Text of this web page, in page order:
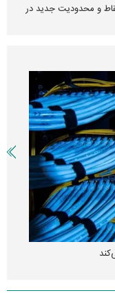
و محدودیت جدید در